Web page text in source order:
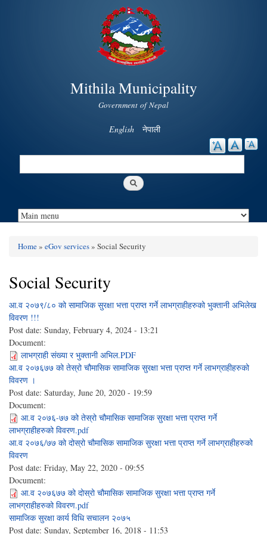
Skip to
main
content
Mithila Municipality
Government of Nepal
English नेपाली
Search
Home» eGov services» Social Security
Social Security
आ.व २०७९/८० को सामाजिक सुरक्षा भत्ता प्राप्त गर्ने लाभग्राहीहरुको भुक्तानी अभिलेख
विवरण !!!
Post date: Sunday, February 4, 2024 - 13:21
Document:
लाभग्राही संख्या र भुक्तानी अभिल.PDF
आ.व २०७६७७ को तेस्रो चौमासिक सामाजिक सुरक्षा भत्ता प्राप्त गर्ने लाभग्राहीहरुको
विवरण ।
Post date: Saturday, June 20, 2020 - 19:59
Document:
आ.व २०७६-७७ को तेस्रो चौमासिक सामाजिक सुरक्षा भत्ता प्राप्त गर्ने
लाभग्राहीहरुको विवरण.pdf
आ.व २०७६/७७ को दोस्रो चौमासिक सामाजिक सुरक्षा भत्ता प्राप्त गर्ने लाभग्राहीहरुको
विवरण
Post date: Friday, May 22, 2020 - 09:55
Document:
आ.व २०७६७७ को दोस्रो चौमासिक सामाजिक सुरक्षा भत्ता प्राप्त गर्ने
लाभग्राहीहरुको विवरण.pdf
सामाजिक सुरक्षा कार्य विधि स‌चालन २०७५
Post date: Sunday, September 16, 2018 - 11:53